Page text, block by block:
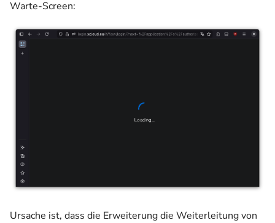
Warte-Screen:
Ursache ist, dass die Erweiterung die Weiterleitung von